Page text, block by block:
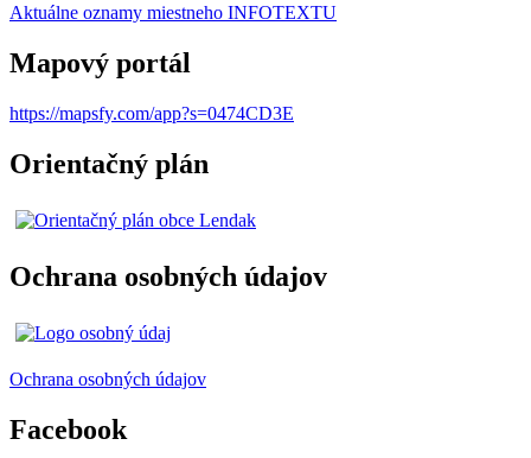
Aktuálne oznamy miestneho INFOTEXTU
Mapový portál
https://mapsfy.com/app?s=0474CD3E
Orientačný plán
Ochrana osobných údajov
Ochrana osobných údajov
Facebook